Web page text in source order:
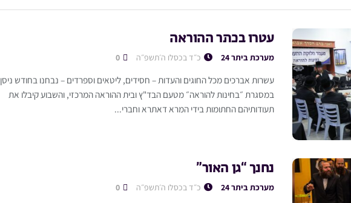
עטרו בכתר ההוראה
מערכת ביתר 24 כ״ד בכסלו ה׳תשפ״ה
עשרות אברכים מכל החוגים והעדות – חסידים, ליטאים וספרדים – נבחנו בחודש ניסן
במסגרת ״בחינות להוראה״ מטעם הבד"ץ ובית ההוראה המרכזי, והשבוע קיבלו את
תעודותיהם החתומות בידי המרא דאתרא וחברי...
נחנך “גן האור”
מערכת ביתר 24 כ״ד בכסלו ה׳תשפ״ה